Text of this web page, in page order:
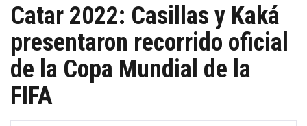
Catar 2022: Casillas y Kaká
presentaron recorrido oficial
de la Copa Mundial de la
FIFA